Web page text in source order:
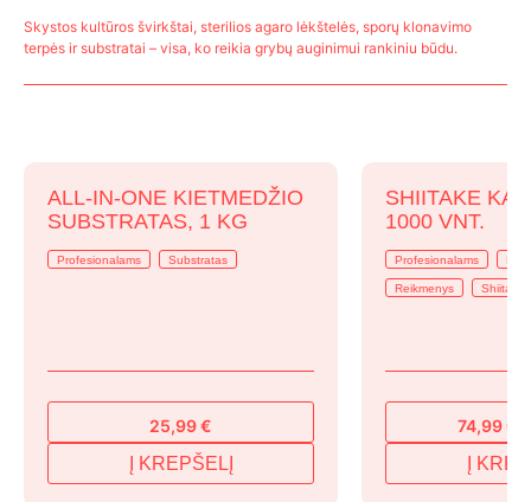
Skystos kultūros švirkštai, sterilios agaro lėkštelės, sporų klonavimo
terpės ir substratai – visa, ko reikia grybų auginimui rankiniu būdu.
ALL-IN-ONE KIETMEDŽIO
SUBSTRATAS, 1 KG
Profesionalams Substratas
25,99€
Į KREPŠELĮ
SHIITAKE
1000 VNT.
Profesionalams
Reikmenys Shiitake
Original
price
was:
74,99€
Current
price
is:
Į